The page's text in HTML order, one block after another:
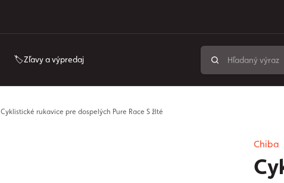
🏷️Zľavy a výpredaj
Cyklistické rukavice pre dospelých Pure Race S žlté
Chiba